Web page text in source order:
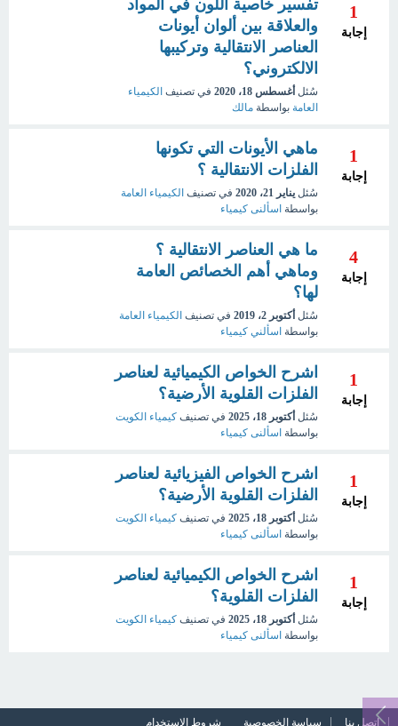
1
إجابة
تفسير خاصية اللون في المواد
والعلاقة بين ألوان أيونات
العناصر الانتقالية وتركيبها
الالكتروني؟
سُئل أغسطس 18، 2020 في تصنيف الكيمياء
العامة بواسطة مالك
1
إجابة
ماهي الأيونات التي تكونها
الفلزات الانتقالية ؟
سُئل يناير 21، 2020 في تصنيف الكيمياء العامة
بواسطة اسألنى كيمياء
4
إجابة
ما هي العناصر الانتقالية ؟
وماهي أهم الخصائص العامة
لها؟
سُئل أكتوبر 2، 2019 في تصنيف الكيمياء العامة
بواسطة اسألني كيمياء
1
إجابة
اشرح الخواص الكيميائية لعناصر
الفلزات القلوية الأرضية؟
سُئل أكتوبر 18، 2025 في تصنيف كيمياء الكويت
بواسطة اسألنى كيمياء
1
إجابة
اشرح الخواص الفيزيائية لعناصر
الفلزات القلوية الأرضية؟
سُئل أكتوبر 18، 2025 في تصنيف كيمياء الكويت
بواسطة اسألنى كيمياء
1
إجابة
اشرح الخواص الكيميائية لعناصر
الفلزات القلوية؟
سُئل أكتوبر 18، 2025 في تصنيف كيمياء الكويت
بواسطة اسألنى كيمياء
اتصل بنا سياسة الخصوصية شروط الاستخدام